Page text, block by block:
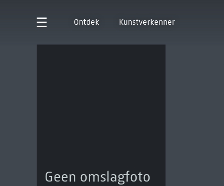
Ontdek Kunstverkenner
Geen omslagfoto